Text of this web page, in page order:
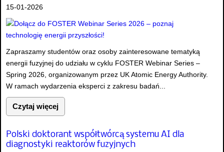
15-01-2026
Zapraszamy studentów oraz osoby zainteresowane tematyką
energii fuzyjnej do udziału w cyklu FOSTER Webinar Series –
Spring 2026, organizowanym przez UK Atomic Energy Authority.
W ramach wydarzenia eksperci z zakresu badań...
Czytaj więcej
Polski doktorant współtwórcą systemu AI dla
diagnostyki reaktorów fuzyjnych